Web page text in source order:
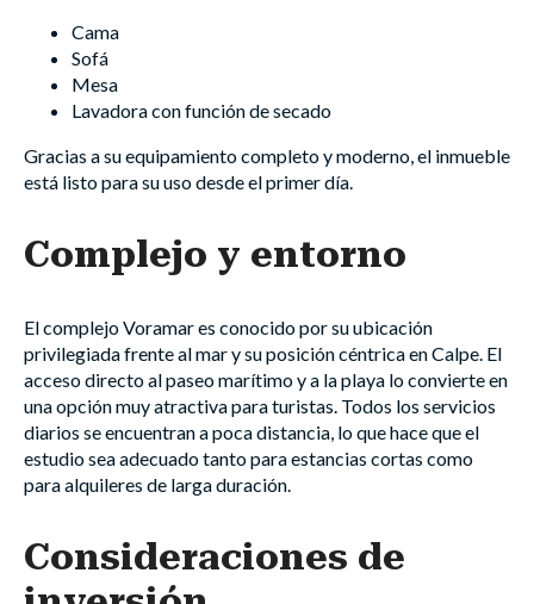
Cama
Sofá
Mesa
Lavadora con función de secado
Gracias a su equipamiento completo y moderno, el inmueble
está listo para su uso desde el primer día.
Complejo y entorno
El complejo Voramar es conocido por su ubicación
privilegiada frente al mar y su posición céntrica en Calpe. El
acceso directo al paseo marítimo y a la playa lo convierte en
una opción muy atractiva para turistas. Todos los servicios
diarios se encuentran a poca distancia, lo que hace que el
estudio sea adecuado tanto para estancias cortas como
para alquileres de larga duración.
Consideraciones de